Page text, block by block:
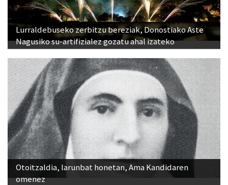
Lurraldebuseko zerbitzu bereziak, Donostiako Aste
Nagusiko su-artifizialez gozatu ahal izateko
Otoitzaldia, larunbat honetan, Ama Kandidaren
omenez